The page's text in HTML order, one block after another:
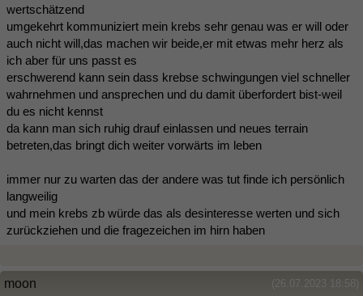
wertschätzend
umgekehrt kommuniziert mein krebs sehr genau was er will oder
auch nicht will,das machen wir beide,er mit etwas mehr herz als
ich aber für uns passt es
erschwerend kann sein dass krebse schwingungen viel schneller
wahrnehmen und ansprechen und du damit überfordert bist-weil
du es nicht kennst
da kann man sich ruhig drauf einlassen und neues terrain
betreten,das bringt dich weiter vorwärts im leben
immer nur zu warten das der andere was tut finde ich persönlich
langweilig
und mein krebs zb würde das als desinteresse werten und sich
zurückziehen und die fragezeichen im hirn haben
(26.07.2023 18:58)
moon